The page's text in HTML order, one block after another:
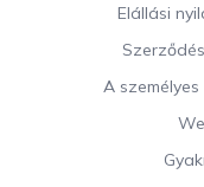
Elállási
A